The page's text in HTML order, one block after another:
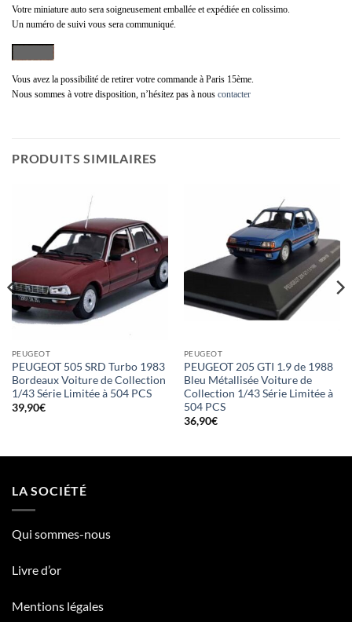
Votre miniature auto sera soigneusement emballée et expédiée en colissimo.
Un numéro de suivi vous sera communiqué.
Vous avez la possibilité de retirer votre commande à Paris 15ème.
Nous sommes à votre disposition, n’hésitez pas à nous contacter
PRODUITS SIMILAIRES
PEUGEOT
PEUGEOT 505 SRD Turbo 1983
Bordeaux Voiture de Collection
1/43 Série Limitée à 504 PCS
39,90€
PEUGEOT
PEUGEOT 205 GTI 1.9 de 1988
Bleu Métallisée Voiture de
Collection 1/43 Série Limitée à
504 PCS
36,90€
LA SOCIÉTÉ
Qui sommes-nous
Livre d’or
Mentions légales